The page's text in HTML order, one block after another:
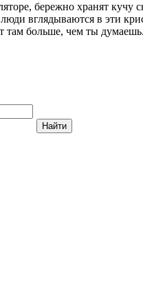
бережно хранят кучу
вглядываются в эти
там больше, чем ты думаешь.
Найти